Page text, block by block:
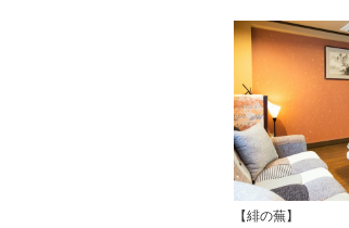
【緋の蕪】